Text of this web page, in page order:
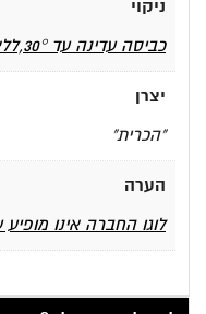
ניקוי
כביסה עדינה עד 30°,ללא סחיטה
יצרן
"הכרית"
הערה
לוגו החברה אינו